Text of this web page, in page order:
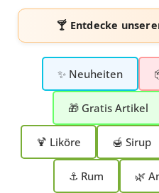
🍸 Entdecke
✨ Neuheiten
🎁 Gratis Artikel
🍹 Liköre 🍯 Sirup
⚓ Rum 🌿